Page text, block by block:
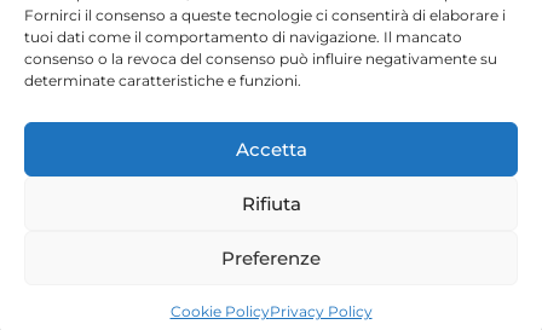
Fornirci il consenso a queste tecnologie ci consentirà di elaborare i
tuoi dati come il comportamento di navigazione. Il mancato
consenso o la revoca del consenso può influire negativamente su
determinate caratteristiche e funzioni.
Accetta
Rifiuta
Preferenze
Cookie PolicyPrivacy Policy
PAGAMENTI
SPEDIZIONI E RESI
PRIVACY POLICY
Assistenza
Mail: customercare@stilidivitababy.it
Novità e Promozioni